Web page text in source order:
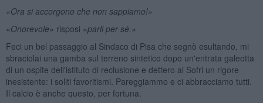
«Ora si accorgono che non sappiamo!»
«Onorevole» risposi «parli per sé.»
Feci un bel passaggio al Sindaco di Pisa che segnò esultando, mi
sbraciolai una gamba sul terreno sintetico dopo un'entrata galeotta
di un ospite dell'istituto di reclusione e dettero al Sofri un rigore
inesistente: i soliti favoritismi. Pareggiammo e ci abbracciamo tutti.
Il calcio è anche questo, per fortuna.